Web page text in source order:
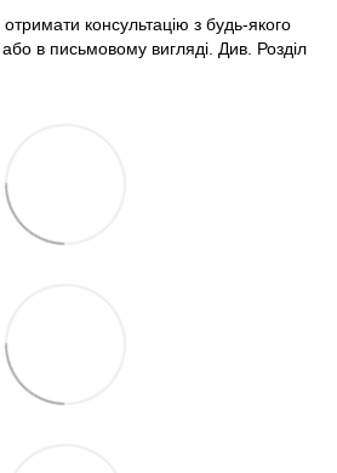
отримати консультацію з будь-якого
в письмовому вигляді. Див. Розділ